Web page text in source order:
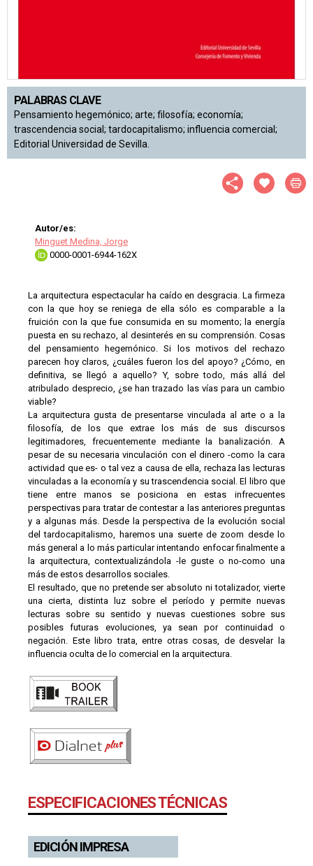
PALABRAS CLAVE
Pensamiento hegemónico; arte; filosofía; economía;
trascendencia social; tardocapitalismo; influencia comercial;
Editorial Universidad de Sevilla.
Autor/es:
Minguet Medina, Jorge
0000-0001-6944-162X
La arquitectura espectacular ha caído en desgracia. La firmeza
con la que hoy se reniega de ella sólo es comparable a la
fruición con la que fue consumida en su momento; la energía
puesta en su rechazo, al desinterés en su comprensión. Cosas
del pensamiento hegemónico. Si los motivos del rechazo
parecen hoy claros, ¿cuáles fueron los del apoyo? ¿Cómo, en
definitiva, se llegó a aquello? Y, sobre todo, más allá del
atribulado desprecio, ¿se han trazado las vías para un cambio
viable?
La arquitectura gusta de presentarse vinculada al arte o a la
filosofía, de los que extrae los más de sus discursos
legitimadores, frecuentemente mediante la banalización. A
pesar de su necesaria vinculación con el dinero -como la cara
actividad que es- o tal vez a causa de ella, rechaza las lecturas
vinculadas a la economía y su trascendencia social. El libro que
tiene entre manos se posiciona en estas infrecuentes
perspectivas para tratar de contestar a las anteriores preguntas
y a algunas más. Desde la perspectiva de la evolución social
del tardocapitalismo, haremos una suerte de zoom desde lo
más general a lo más particular intentando enfocar finalmente a
la arquitectura, contextualizándola -le guste o no-como una
más de estos desarrollos sociales.
El resultado, que no pretende ser absoluto ni totalizador, vierte
una cierta, distinta luz sobre el período y permite nuevas
lecturas sobre su sentido y nuevas cuestiones sobre sus
posibles futuras evoluciones, ya sean por continuidad o
negación. Este libro trata, entre otras cosas, de desvelar la
influencia oculta de lo comercial en la arquitectura.
ESPECIFICACIONES TÉCNICAS
EDICIÓN IMPRESA